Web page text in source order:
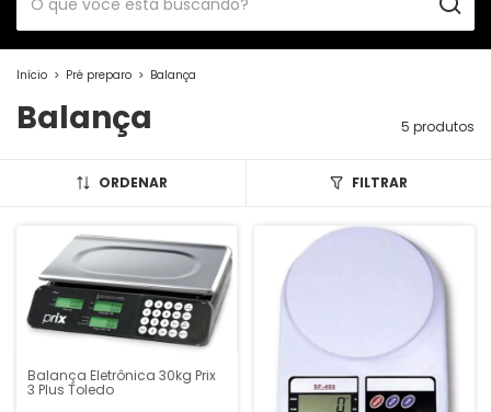
Início > Pré preparo > Balança
Balança 5 produtos
ORDENAR FILTRAR
Balança Eletrônica 30kg Prix
3 Plus Toledo